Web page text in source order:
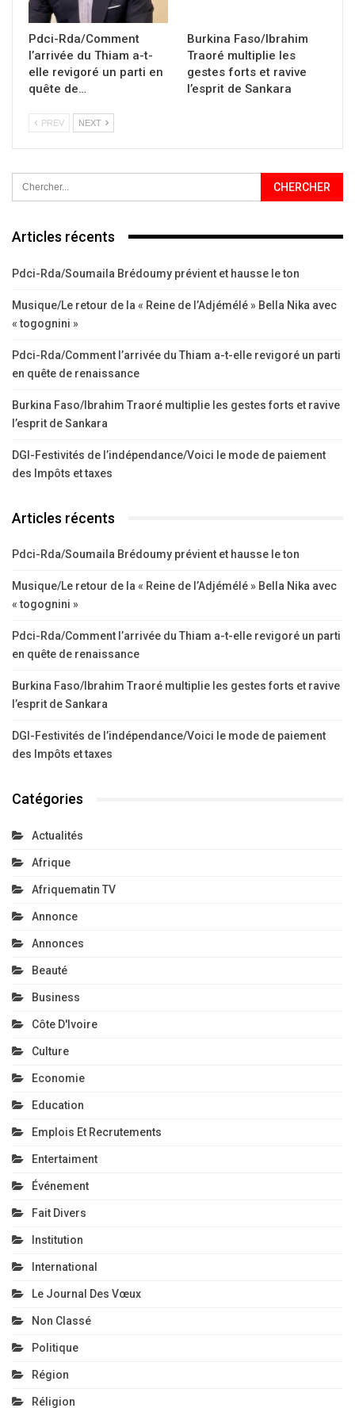
Pdci-Rda/Comment
l’arrivée du Thiam a-t-
elle revigoré un parti en
quête de…
Burkina Faso/Ibrahim
Traoré multiplie les
gestes forts et ravive
l’esprit de Sankara
PREV NEXT
Articles récents
Pdci-Rda/Soumaila Brédoumy prévient et hausse le ton
Musique/Le retour de la « Reine de l’Adjémélé » Bella Nika avec
« togognini »
Pdci-Rda/Comment l’arrivée du Thiam a-t-elle revigoré un parti
en quête de renaissance
Burkina Faso/Ibrahim Traoré multiplie les gestes forts et ravive
l’esprit de Sankara
DGI-Festivités de l’indépendance/Voici le mode de paiement
des Impôts et taxes
Articles récents
Pdci-Rda/Soumaila Brédoumy prévient et hausse le ton
Musique/Le retour de la « Reine de l’Adjémélé » Bella Nika avec
« togognini »
Pdci-Rda/Comment l’arrivée du Thiam a-t-elle revigoré un parti
en quête de renaissance
Burkina Faso/Ibrahim Traoré multiplie les gestes forts et ravive
l’esprit de Sankara
DGI-Festivités de l’indépendance/Voici le mode de paiement
des Impôts et taxes
Catégories
Actualités
Afrique
Afriquematin TV
Annonce
Annonces
Beauté
Business
Côte D'Ivoire
Culture
Economie
Education
Emplois Et Recrutements
Entertaiment
Événement
Fait Divers
Institution
International
Le Journal Des Vœux
Non Classé
Politique
Région
Réligion